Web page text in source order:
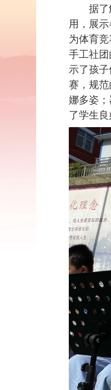
据
用，展
为体育
手工社
示了孩
赛，规
娜多姿
了学生良